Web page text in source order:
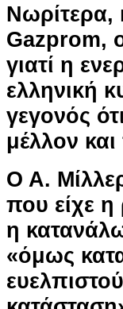
Νωρίτερα,
Gazprom,
γιατί η
ελληνική
γεγονός
μέλλον
Ο Α.
που είχε η
η
«όμως